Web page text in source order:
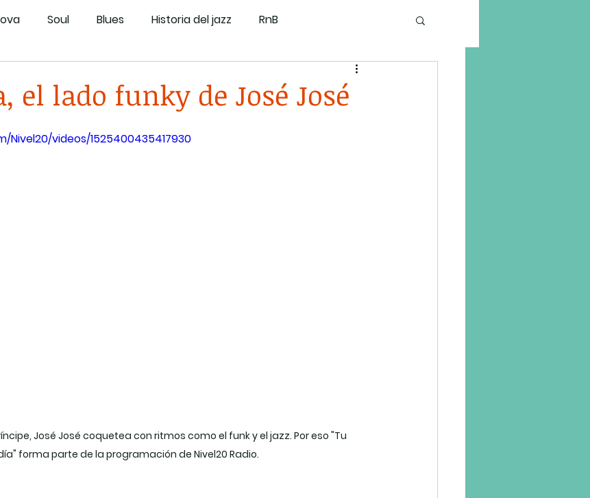
Soul Blues Historia del jazz RnB
CDMX
el lado funky de José José
videos/1525400435417930
José José coquetea con ritmos como el funk y el jazz. Por eso "Tu
forma parte de la programación de Nivel20 Radio.